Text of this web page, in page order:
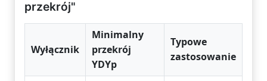
przekrój"
Wyłącznik
Minimalny
przekrój
YDYp
Typowe
zastosowanie